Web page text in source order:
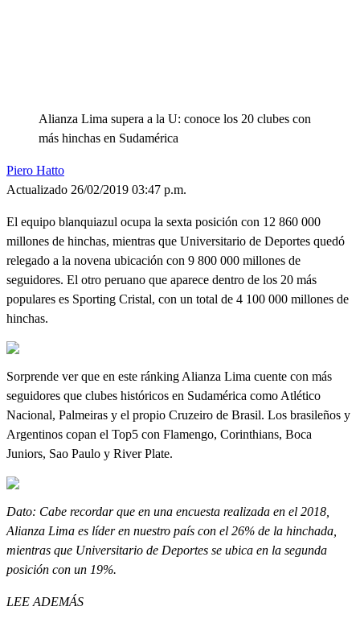
Alianza Lima supera a la U: conoce los 20 clubes con
más hinchas en Sudamérica
Piero Hatto
Actualizado 26/02/2019 03:47 p.m.
El equipo blanquiazul ocupa la sexta posición con 12 860 000
millones de hinchas, mientras que Universitario de Deportes quedó
relegado a la novena ubicación con 9 800 000 millones de
seguidores. El otro peruano que aparece dentro de los 20 más
populares es Sporting Cristal, con un total de 4 100 000 millones de
hinchas.
Sorprende ver que en este ránking Alianza Lima cuente con más
seguidores que clubes históricos en Sudamérica como Atlético
Nacional, Palmeiras y el propio Cruzeiro de Brasil. Los brasileños y
Argentinos copan el Top5 con Flamengo, Corinthians, Boca
Juniors, Sao Paulo y River Plate.
Dato: Cabe recordar que en una encuesta realizada en el 2018,
Alianza Lima es líder en nuestro país con el 26% de la hinchada,
mientras que Universitario de Deportes se ubica en la segunda
posición con un 19%.
LEE ADEMÁS